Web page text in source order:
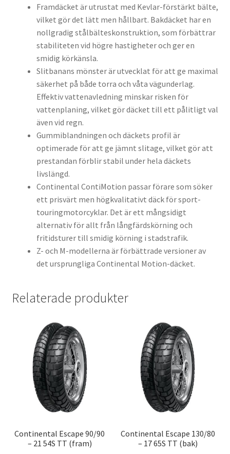
Framdäcket är utrustat med Kevlar-förstärkt bälte,
vilket gör det lätt men hållbart. Bakdäcket har en
nollgradig stålbälteskonstruktion, som förbättrar
stabiliteten vid högre hastigheter och ger en
smidig körkänsla.
Slitbanans mönster är utvecklat för att ge maximal
säkerhet på både torra och våta vägunderlag.
Effektiv vattenavledning minskar risken för
vattenplaning, vilket gör däcket till ett pålitligt val
även vid regn.
Gummiblandningen och däckets profil är
optimerade för att ge jämnt slitage, vilket gör att
prestandan förblir stabil under hela däckets
livslängd.
Continental ContiMotion passar förare som söker
ett prisvärt men högkvalitativt däck för sport-
touringmotorcyklar. Det är ett mångsidigt
alternativ för allt från långfärdskörning och
fritidsturer till smidig körning i stadstrafik.
Z- och M-modellerna är förbättrade versioner av
det ursprungliga Continental Motion-däcket.
Relaterade produkter
Continental Escape 90/90
– 21 54S TT (fram)
Continental Escape 130/80
– 17 65S TT (bak)